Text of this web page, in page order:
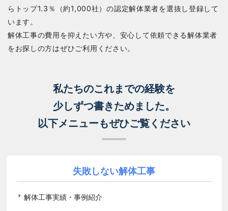
らトップ1.3％（約1,000社）の認定解体業者を選抜し登録して
います。
解体工事の費用を抑えたい方や、安心して依頼できる解体業者
をお探しの方はぜひご利用ください。
私たちのこれまでの経験を
少しずつ書きためました。
以下メニューもぜひご覧ください
失敗しない解体工事
解体工事実績・事例紹介